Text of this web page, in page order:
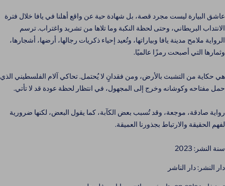
عاشق البيارة ليست مجرد قصة، بل شهادة حية عن واقع أهلنا في يافا خلال فترة
الانتداب البريطاني، وحتى لحظة النكبة وما تلاها من تشريد واغتراب. ترسم
الرواية ملامح مدينة يافا وبياراتها، وتُعيد إحياء ذكريات رجالها، أرضها، أشجارها،
وثمارها التي أصبحت رمزًا عالميًا.
هي حكاية من التشبث بالأرض، ومن فقدانٍ لا يُحتمل. تحاكي آلام الفلسطيني الذي
حمل مفتاحه وكوشانه وخرج إلى المجهول، في انتظار لحظة عودة قد لا تأتي.
رواية صادقة، موجعة، وقد تُسبب بعض الكآبة، كما يقول البعض، لكنها ضرورية
لفهم الحقيقة والارتباط بجذورنا العميقة.
سنة النشر: 2023
دار النشر: دار الناشر